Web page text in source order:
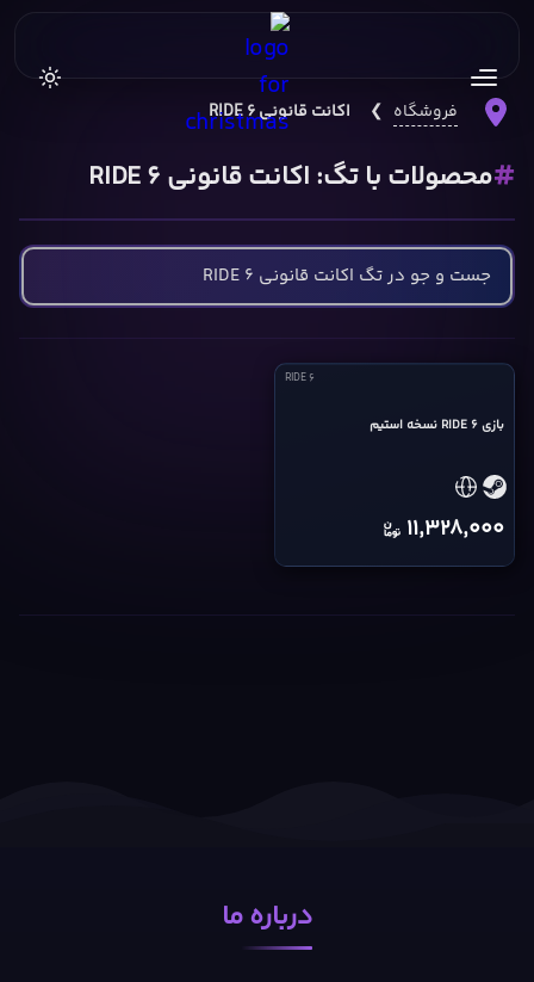
فروشگاه ❯ اکانت قانونی RIDE 6
محصولات با تگ: اکانت قانونی RIDE 6
RIDE
cover
RIDE 6
بازی RIDE 6 نسخه استیم
11,328,000
درباره ما